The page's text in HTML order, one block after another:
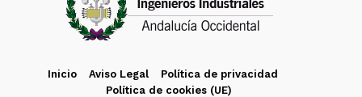
Inicio Aviso Legal
Política de privacidad
Política de cookies (UE)